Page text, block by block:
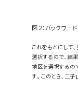
図２：バックワー
これをもとにして
選択するので、結
地区を選択するの
す。このとき、二